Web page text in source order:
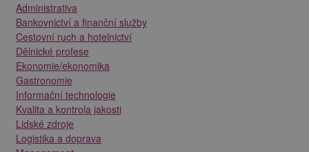
Administrativa
Bankovnictví a finanční služby
Cestovní ruch a hotelnictví
Dělnické profese
Ekonomie/ekonomika
Gastronomie
Informační technologie
Kvalita a kontrola jakosti
Lidské zdroje
Logistika a doprava